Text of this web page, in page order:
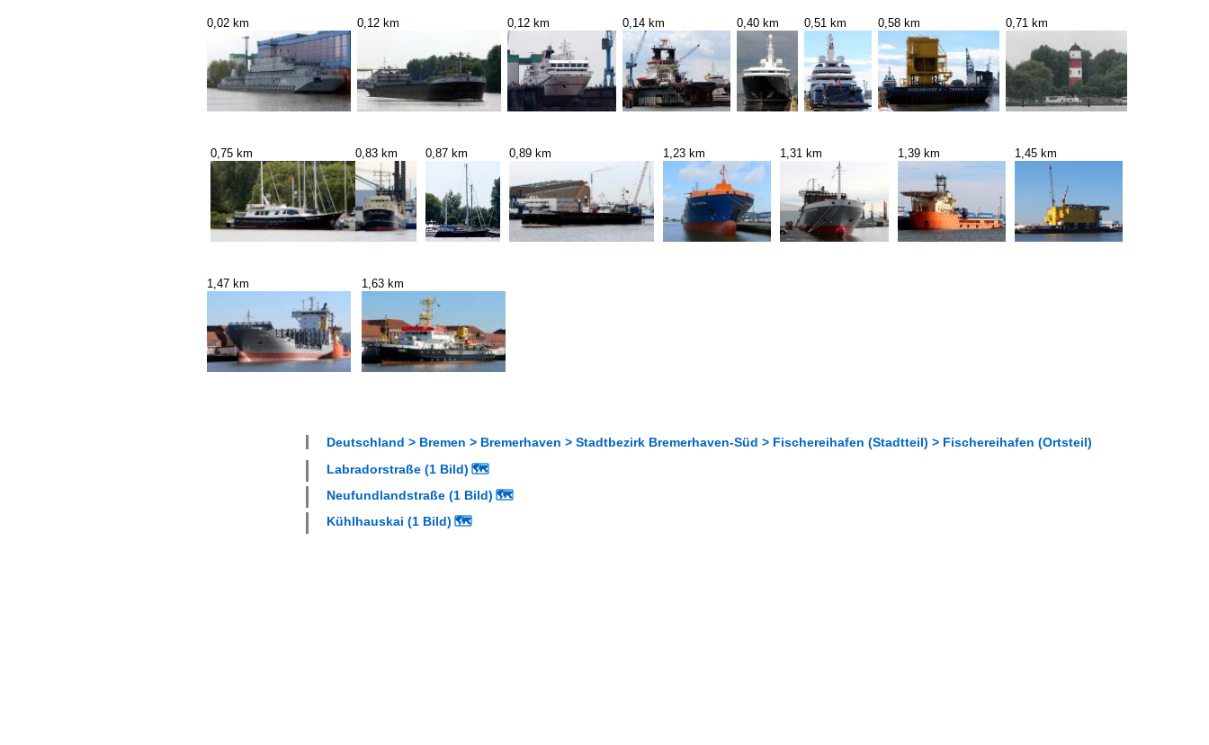
0,02 km 0,12 km 0,12 km 0,14 km 0,40 km 0,51 km 0,58 km 0,71 km
0,75 km 0,83 km 0,87 km 0,89 km 1,23 km 1,31 km 1,39 km 1,45 km
1,47 km 1,63 km
Deutschland > Bremen > Bremerhaven > Stadtbezirk Bremerhaven-Süd > Fischereihafen (Stadtteil) > Fischereihafen (Ortsteil)
Labradorstraße (1 Bild) 🗺
Neufundlandstraße (1 Bild) 🗺
Kühlhauskai (1 Bild) 🗺